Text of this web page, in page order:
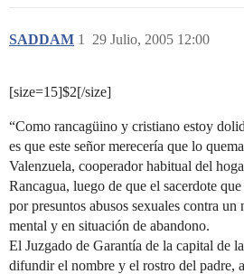
SADDAM 29 Julio, 2005 12:00
1
[size=15]$2[/size]
“Como rancagüino y cristiano estoy
es que este señor merecería que lo
Valenzuela, cooperador habitual del
Rancagua, luego de que el sacerdote
por presuntos abusos sexuales contra
mental y en situación de abandono.
El Juzgado de Garantía de la capital de
difundir el nombre y el rostro del padre,